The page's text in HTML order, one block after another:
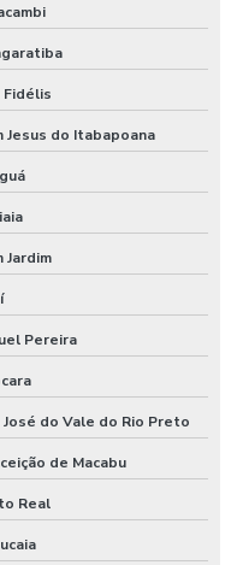
Fidélis
Jesus do Itabapoana
Jardim
Pereira
José do Vale do Rio Preto
de Macabu
Real